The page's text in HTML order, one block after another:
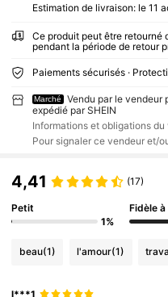
Estimation de livraison: le 11
Ce produit peut être retourné
pendant la période de retour
Paiements sécurisés ·
Marché
Vendu par le vendeur
expédié par SHEIN
Informations et obligations du
Pour signaler ce vendeur et/
4,41 (17)
Petit
1%
Fidèle
beau(1) l'amour(1)
l***1